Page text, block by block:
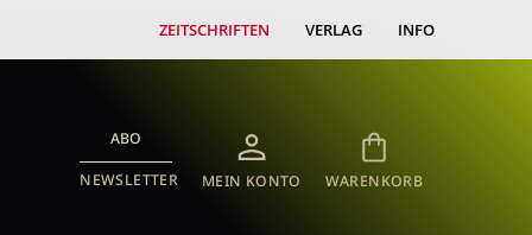
ZEITSCHRIFTEN VERLAG INFO
ABO
NEWSLETTER MEIN KONTO WARENKORB